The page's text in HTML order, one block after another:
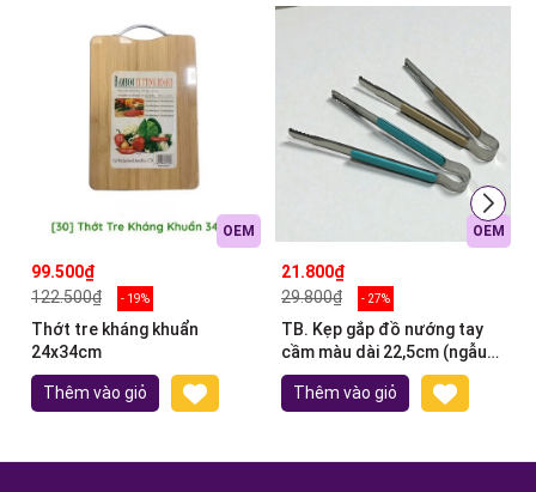
OEM
99.500₫
122.500₫
- 19%
Thớt tre kháng khuẩn
24x34cm
Thêm vào giỏ
OEM
21.800₫
29.800₫
- 27%
TB. Kẹp gắp đồ nướng tay
cầm màu dài 22,5cm (ngẫu
nhiên)
Thêm vào giỏ